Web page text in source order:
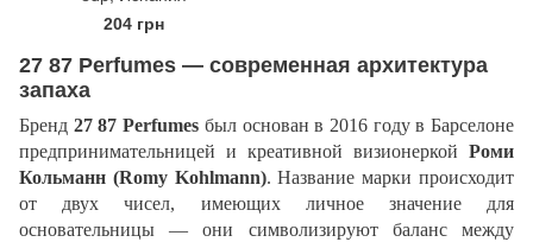
204 грн
27 87 Perfumes — современная архитектура
запаха
Бренд 27 87 Perfumes был основан в 2016 году в Барселоне
предпринимательницей и креативной визионеркой Роми
Кольманн (Romy Kohlmann). Название марки происходит
от двух чисел, имеющих личное значение для
основательницы — они символизируют баланс между